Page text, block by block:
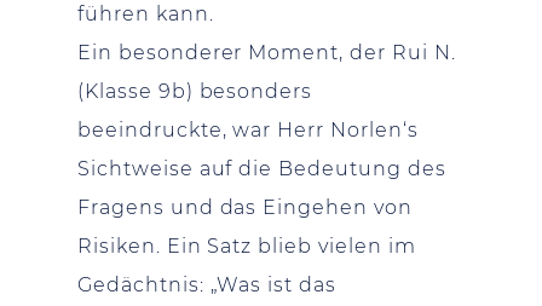
führen kann.
Ein besonderer Moment, der Rui N.
(Klasse 9b) besonders
beeindruckte, war Herr Norlen‘s
Sichtweise auf die Bedeutung des
Fragens und das Eingehen von
Risiken. Ein Satz blieb vielen im
Gedächtnis: „Was ist das